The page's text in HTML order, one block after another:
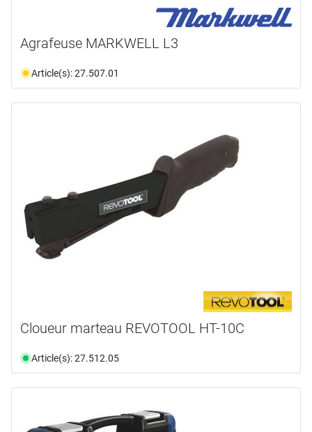
Agrafeuse MARKWELL L3
Article(s): 27.507.01
Cloueur marteau REVOTOOL HT-10C
Article(s): 27.512.05